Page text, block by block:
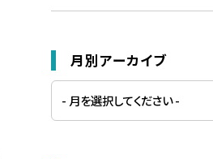
月別アーカイブ